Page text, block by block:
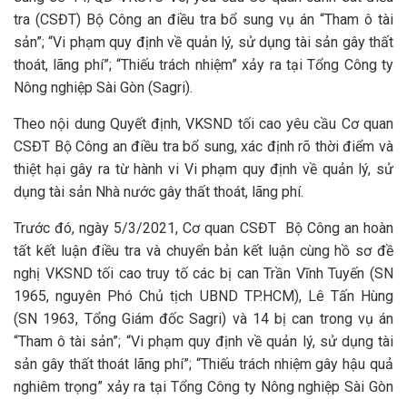
tra (CSĐT) Bộ Công an điều tra bổ sung vụ án “Tham ô tài
sản”; “Vi phạm quy định về quản lý, sử dụng tài sản gây thất
thoát, lãng phí”; “Thiếu trách nhiệm” xảy ra tại Tổng Công ty
Nông nghiệp Sài Gòn (Sagri).
Theo nội dung Quyết định, VKSND tối cao yêu cầu Cơ quan
CSĐT Bộ Công an điều tra bổ sung, xác định rõ thời điểm và
thiệt hại gây ra từ hành vi Vi phạm quy định về quản lý, sử
dụng tài sản Nhà nước gây thất thoát, lãng phí.
Trước đó, ngày 5/3/2021, Cơ quan CSĐT Bộ Công an hoàn
tất kết luận điều tra và chuyển bản kết luận cùng hồ sơ đề
nghị VKSND tối cao truy tố các bị can Trần Vĩnh Tuyến (SN
1965, nguyên Phó Chủ tịch UBND TP.HCM), Lê Tấn Hùng
(SN 1963, Tổng Giám đốc Sagri) và 14 bị can trong vụ án
“Tham ô tài sản”; “Vi phạm quy định về quản lý, sử dụng tài
sản gây thất thoát lãng phí”; “Thiếu trách nhiệm gây hậu quả
nghiêm trọng” xảy ra tại Tổng Công ty Nông nghiệp Sài Gòn